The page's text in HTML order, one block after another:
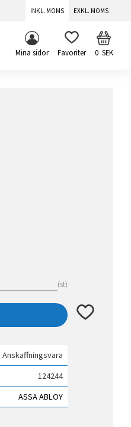
INKL. MOMS EXKL. MOMS
Mina sidor FAVORITER 0SEK
st
Lägg till i
Anskaffningsvara
124244
ASSA ABLOY